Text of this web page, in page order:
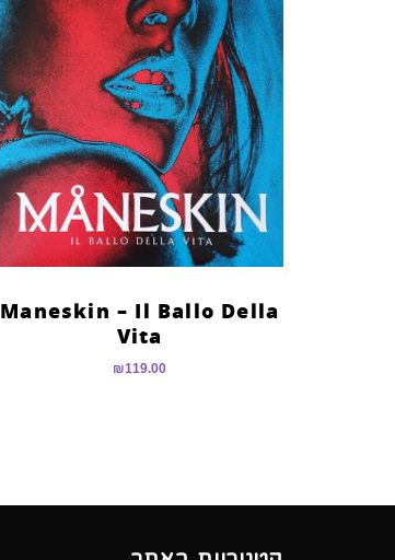
Maneskin – Il Ballo Della
Vita
₪119.00